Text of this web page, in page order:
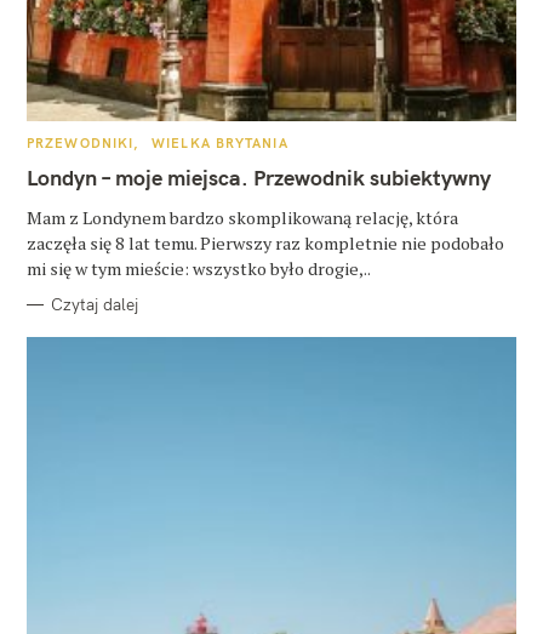
K
T
E
O
R
I
PRZEWODNIKI WIELKA BRYTANIA
Londyn – moje miejsca. Przewodnik subiektywny
Mam z Londynem bardzo skomplikowaną relację, która
zaczęła się 8 lat temu. Pierwszy raz kompletnie nie podobało
mi się w tym mieście: wszystko było drogie,..
Czytaj dalej